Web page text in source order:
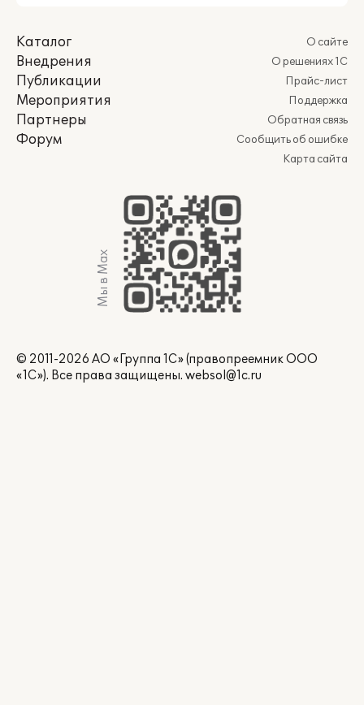
Каталог
Внедрения
Публикации
Мероприятия
Партнеры
Форум
О сайте
О решениях 1С
Прайс-лист
Поддержка
Обратная связь
Сообщить об ошибке
Карта сайта
Мы в Max
© 2011-2026 АО «Группа 1С» (правопреемник ООО
«1С»). Все права защищены. websol@1c.ru